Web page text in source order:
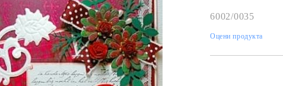
6002/0035
Оцени продукта